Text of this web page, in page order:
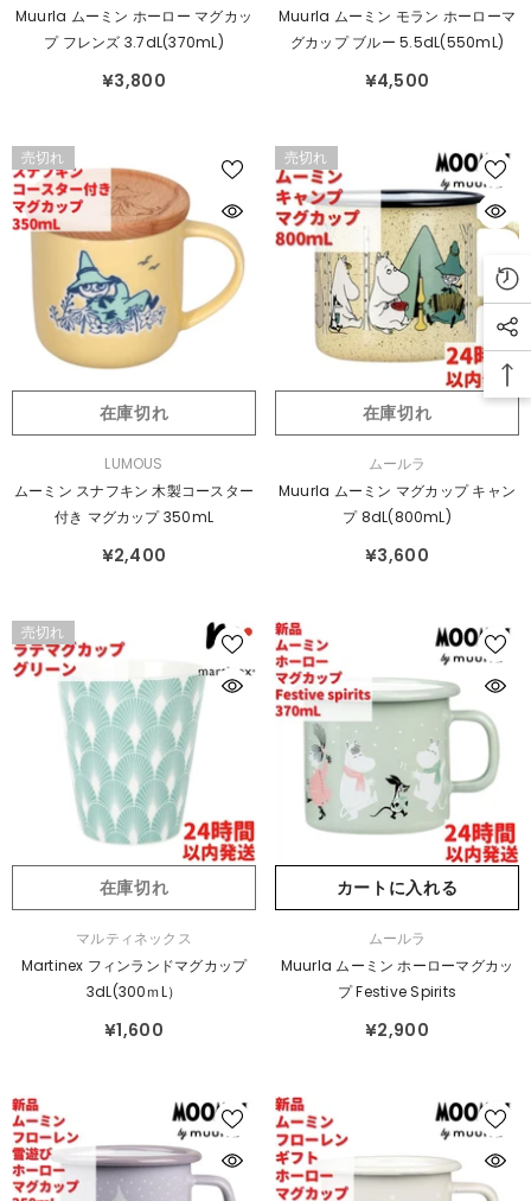
売
Muurla ムーミン ホーロー マグカッ
プ フレンズ 3.7dL(370mL)
¥3,800
売
元：
Muurla ムーミン モラン ホーローマ
グカップ ブルー 5.5dL(550mL)
¥4,500
売切れ
在庫切れ
売
LUMOUS
ムーミン スナフキン 木製コースター
付き マグカップ 350mL
¥2,400
売切れ
在庫切れ
売
ムールラ
Muurla ムーミン マグカップ キャン
プ 8dL(800mL)
¥3,600
売切れ
在庫切れ
売
マルティネックス
Martinex フィンランドマグカップ
3dL(300ｍL）
¥1,600
カートに入れる
売
ムールラ
Muurla ムーミン ホーローマグカッ
プ Festive Spirits
¥2,900